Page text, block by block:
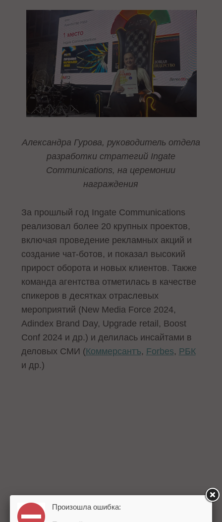
Александра Гурова, руководитель отдела
разработки стратегий Ingate
Communications, на церемонии
награждения
За прошлый год Ingate Communications
реализовал более 20 крупных проектов,
включая проведение рекламных акций и
создание чат-ботов, и показал высокий
прирост оборота и новых клиентов. Также
команда агентства отметилась в качестве
спикеров в десятках отраслевых
мероприятий (New Media Force 2024,
Adindex Brand Day, Upgrade retail, Boost
Conf 2024 и др.) и делилась инсайтами в
деловых СМИ (Коммерсантъ, Forbes, РБК
и др.)
Произошла ошибка: